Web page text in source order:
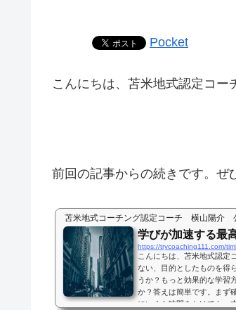
Pocket
こんにちは、苫米地式認定コー
前回の記事からの続きです。ぜ
苫米地式コーチング認定コーチ 横山陽介
学びが加速する最
https://trycoaching111.com/
こんにちは、苫米地式認定
ない、目的としたものを得
うか？もっと効果的な学習
か？答えは簡単です。まず
にいくら時間をかけても、